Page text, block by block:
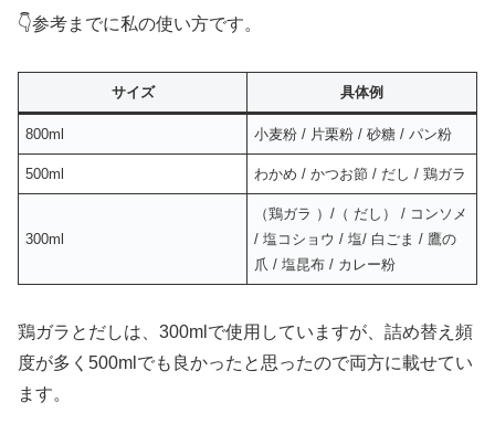
👇参考までに私の使い方です。
サイズ 具体例
800ml 小麦粉 / 片栗粉 / 砂糖 / パン粉
500ml わかめ / かつお節 / だし / 鶏ガラ
300ml
（鶏ガラ ）/（ だし） / コンソメ
/ 塩コショウ / 塩/ 白ごま / 鷹の
爪 / 塩昆布 / カレー粉
鶏ガラとだしは、300mlで使用していますが、詰め替え頻
度が多く500mlでも良かったと思ったので両方に載せてい
ます。